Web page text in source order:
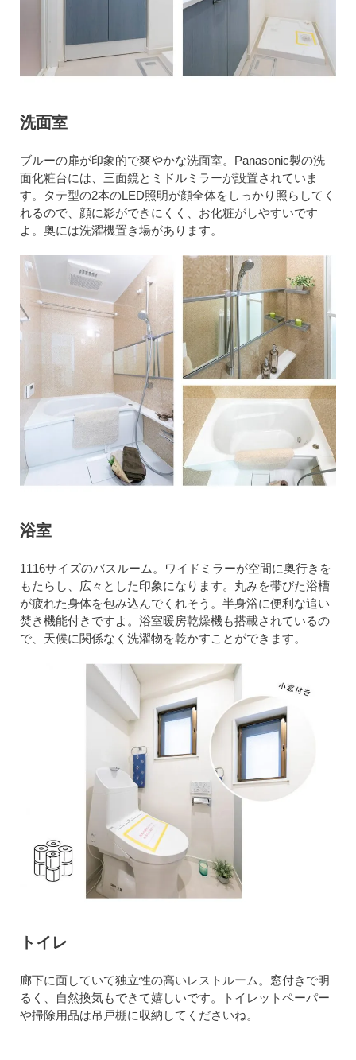
洗面室
ブルーの扉が印象的で爽やかな洗面室。Panasonic製の洗
面化粧台には、三面鏡とミドルミラーが設置されていま
す。タテ型の2本のLED照明が顔全体をしっかり照らしてく
れるので、顔に影ができにくく、お化粧がしやすいです
よ。奥には洗濯機置き場があります。
浴室
1116サイズのバスルーム。ワイドミラーが空間に奥行きを
もたらし、広々とした印象になります。丸みを帯びた浴槽
が疲れた身体を包み込んでくれそう。半身浴に便利な追い
焚き機能付きですよ。浴室暖房乾燥機も搭載されているの
で、天候に関係なく洗濯物を乾かすことができます。
トイレ
廊下に面していて独立性の高いレストルーム。窓付きで明
るく、自然換気もできて嬉しいです。トイレットペーパー
や掃除用品は吊戸棚に収納してくださいね。